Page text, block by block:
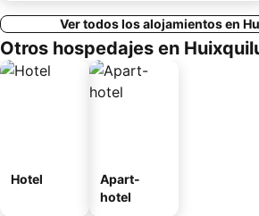
Ver todos los alojamientos en
Otros hospedajes en
Hotel
Apart-
hotel